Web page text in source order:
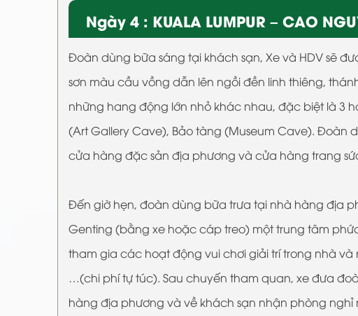
Ngày 4 : KUALA LUMPUR – CAO
Đoàn dùng bữa sáng tại khách sạn, Xe và HDV sẽ
sơn màu cầu vồng dẫn lên ngồi đền linh thiêng,
những hang động lớn nhỏ khác nhau, đặc biệt là 3
(Art Gallery Cave), Bảo tàng (Museum Cave).
cửa hàng đặc sản địa phương và cửa hàng trang
Đến giờ hẹn, đoàn dùng bữa trưa tại nhà hàng địa
Genting (bằng xe hoặc cáp treo) một trung tâm
tham gia các hoạt động vui chơi giải trí trong nhà
…(chi phí tự túc). Sau chuyến tham quan, xe đưa
hàng địa phương và về khách sạn nhận phòng nghỉ